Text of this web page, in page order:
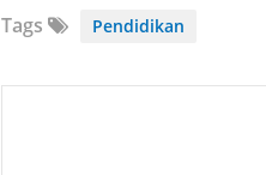
Tags Pendidikan